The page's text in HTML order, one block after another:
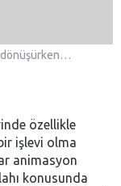
dönüşürken…
özellikle
işlevi olma
animasyon
konusunda